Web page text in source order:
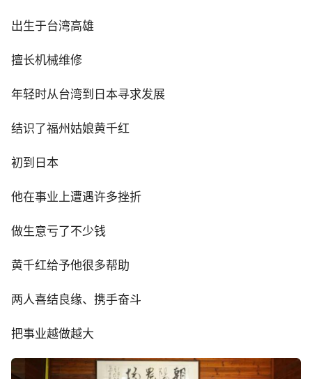
出生于台湾高雄
擅长机械维修
年轻时从台湾到日本寻求发展
结识了福州姑娘黄千红
初到日本
他在事业上遭遇许多挫折
做生意亏了不少钱
黄千红给予他很多帮助
两人喜结良缘、携手奋斗
把事业越做越大